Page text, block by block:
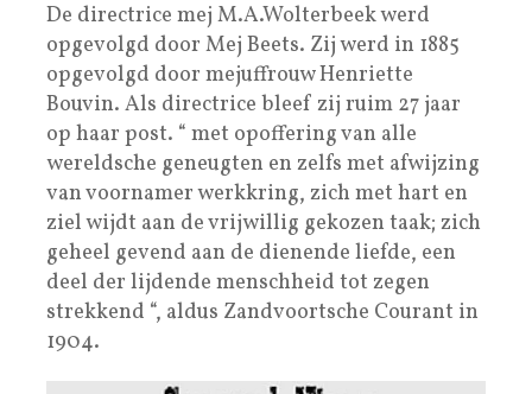
De directrice mej M.A.Wolterbeek werd
opgevolgd door Mej Beets. Zij werd in 1885
opgevolgd door mejuffrouw Henriette
Bouvin. Als directrice bleef zij ruim 27 jaar
op haar post. “ met opoffering van alle
wereldsche geneugten en zelfs met afwijzing
van voornamer werkkring, zich met hart en
ziel wijdt aan de vrijwillig gekozen taak; zich
geheel gevend aan de dienende liefde, een
deel der lijdende menschheid tot zegen
strekkend “, aldus Zandvoortsche Courant in
1904.